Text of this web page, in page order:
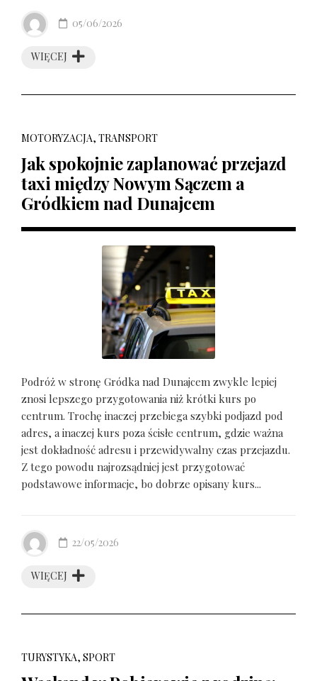
WIĘCEJ
05/06/2026
MOTORYZACJA, TRANSPORT
Jak spokojnie zaplanować przejazd
taxi między Nowym Sączem a
Gródkiem nad Dunajcem
Podróż w stronę Gródka nad Dunajcem zwykle lepiej
znosi lepszego przygotowania niż krótki kurs po
centrum. Trochę inaczej przebiega szybki podjazd pod
adres, a inaczej kurs poza ścisłe centrum, gdzie ważna
jest dokładność adresu i przewidywalny czas przejazdu.
Z tego powodu najrozsądniej jest przygotować
podstawowe informacje, bo dobrze opisany kurs...
WIĘCEJ
22/05/2026
TURYSTYKA, SPORT